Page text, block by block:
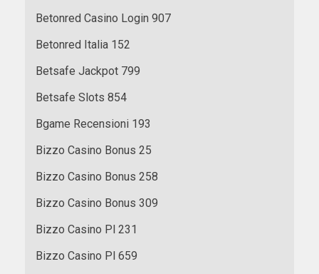
Betonred Casino Login 907
Betonred Italia 152
Betsafe Jackpot 799
Betsafe Slots 854
Bgame Recensioni 193
Bizzo Casino Bonus 25
Bizzo Casino Bonus 258
Bizzo Casino Bonus 309
Bizzo Casino Pl 231
Bizzo Casino Pl 659